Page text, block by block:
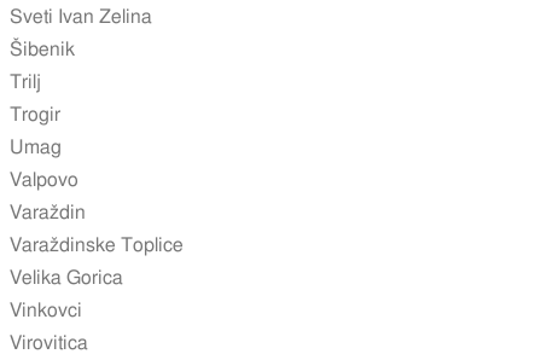
Sveti Ivan Zelina
Šibenik
Trilj
Trogir
Umag
Valpovo
Varaždin
Varaždinske Toplice
Velika Gorica
Vinkovci
Virovitica